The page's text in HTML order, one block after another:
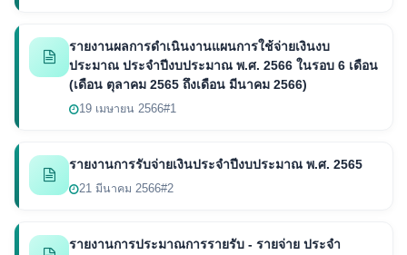
รายงานผลการดำเนินงานแผนการใช้จ่ายเงินงบ
ประมาณ ประจำปีงบประมาณ พ.ศ. 2566 ในรอบ 6 เดือน
(เดือน ตุลาคม 2565 ถึงเดือน มีนาคม 2566)
19 เมษายน 2566#1
รายงานการรับจ่ายเงินประจำปีงบประมาณ พ.ศ. 2565
21 มีนาคม 2566#2
รายงานการประมาณการรายรับ - รายจ่าย ประจำ